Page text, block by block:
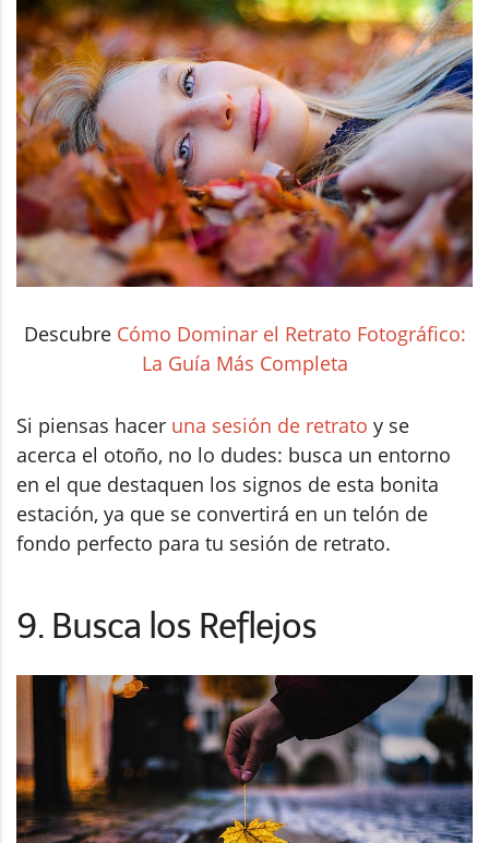
Descubre Cómo Dominar el Retrato Fotográfico:
La Guía Más Completa
Si piensas hacer una sesión de retrato y se
acerca el otoño, no lo dudes: busca un entorno
en el que destaquen los signos de esta bonita
estación, ya que se convertirá en un telón de
fondo perfecto para tu sesión de retrato.
9. Busca los Reflejos